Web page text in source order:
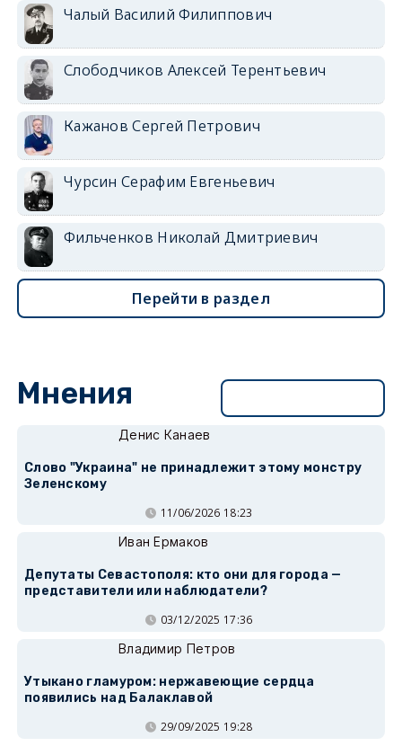
Чалый Василий Филиппович
Слободчиков Алексей Терентьевич
Кажанов Сергей Петрович
Чурсин Серафим Евгеньевич
Фильченков Николай Дмитриевич
Перейти в раздел
Мнения
Денис Канаев
Слово "Украина" не принадлежит этому монстру
Зеленскому
11/06/2026 18:23
Иван Ермаков
Депутаты Севастополя: кто они для города —
представители или наблюдатели?
03/12/2025 17:36
Владимир Петров
Утыкано гламуром: нержавеющие сердца
появились над Балаклавой
29/09/2025 19:28